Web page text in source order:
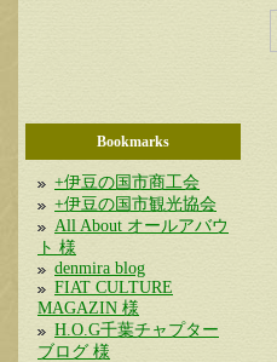
Bookmarks
+伊豆の国市商工会
+伊豆の国市観光協会
All About オールアバウ
ト 様
denmira blog
FIAT CULTURE
MAGAZIN 様
H.O.G千葉チャプター
ブログ 様